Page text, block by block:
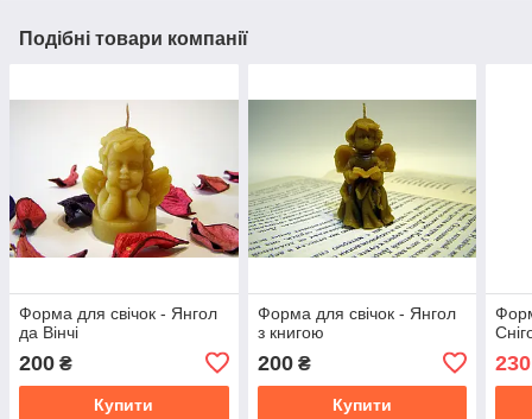
Подібні товари компанії
Форма для свічок - Янгол
да Вінчі
200 ₴
Купити
Форма для свічок - Янгол
з книгою
200₴
Купити
230